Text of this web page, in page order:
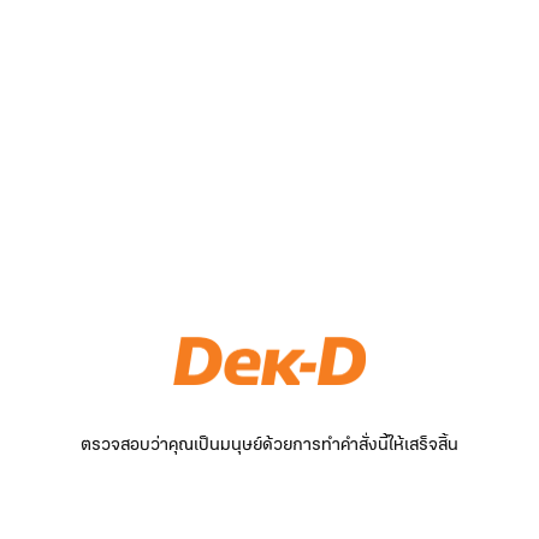
ตรวจสอบว่าคุณเป็นมนุษย์ด้วยการทำคำสั่งนี้ให้เสร็จสิ้น